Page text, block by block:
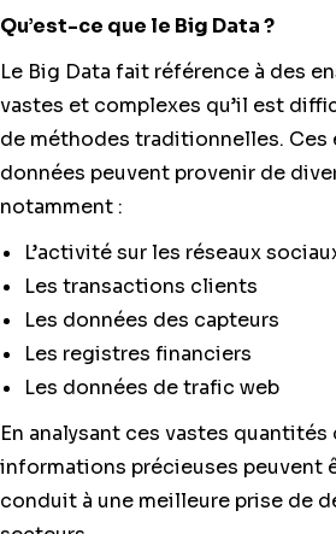
Qu’est-ce que le Big Data ?
Le Big Data fait référence à des
vastes et complexes qu’il est
de méthodes traditionnelles. Ces
données peuvent provenir de
notamment :
L’activité sur les réseaux
Les transactions clients
Les données des capteurs
Les registres financiers
Les données de trafic web
En analysant ces vastes
informations précieuses peuvent
conduit à une meilleure prise de